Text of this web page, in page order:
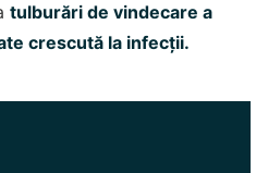
tulburări de vindecare a
crescută la infecții.